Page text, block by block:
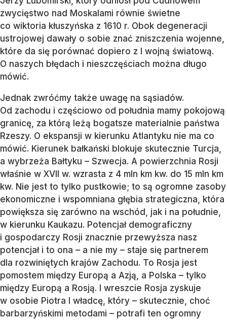
zwycięstwo nad Moskalami równie świetne
co wiktoria kłuszyńska z 1610 r. Obok degeneracji
ustrojowej dawały o sobie znać zniszczenia wojenne,
które da się porównać dopiero z I wojną światową.
O naszych błędach i nieszczęściach można długo
mówić.
Jednak zwróćmy także uwagę na sąsiadów.
Od zachodu i częściowo od południa mamy pokojową
granicę, za którą leżą bogatsze materialnie państwa
Rzeszy. O ekspansji w kierunku Atlantyku nie ma co
mówić. Kierunek bałkański blokuje skutecznie Turcja,
a wybrzeża Bałtyku – Szwecja. A powierzchnia Rosji
właśnie w XVII w. wzrasta z 4 mln km kw. do 15 mln km
kw. Nie jest to tylko pustkowie; to są ogromne zasoby
ekonomiczne i wspomniana głębia strategiczna, która
powiększa się zarówno na wschód, jak i na południe,
w kierunku Kaukazu. Potencjał demograficzny
i gospodarczy Rosji znacznie przewyższa nasz
potencjał i to ona – a nie my – staje się partnerem
dla rozwiniętych krajów Zachodu. To Rosja jest
pomostem między Europą a Azją, a Polska – tylko
między Europą a Rosją. I wreszcie Rosja zyskuje
w osobie Piotra I władcę, który – skutecznie, choć
barbarzyńskimi metodami – potrafi ten ogromny